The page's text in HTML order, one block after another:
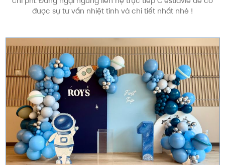
được sự tư vấn nhiệt tình và chi tiết nhất nhé !